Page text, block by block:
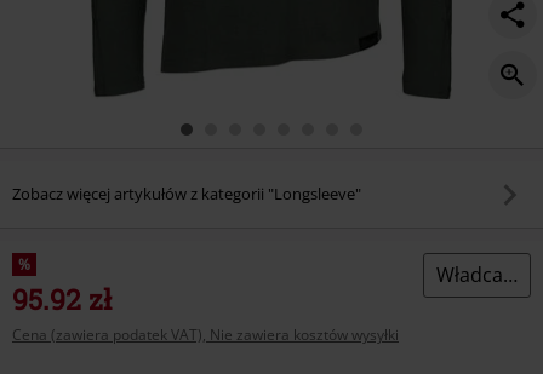
Zobacz więcej artykułów z kategorii "Longsleeve"
%
95.92 zł
Cena (zawiera podatek VAT), Nie zawiera kosztów wysyłki
Władca Pierścieni